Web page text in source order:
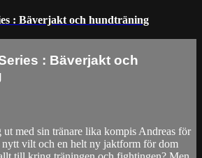
: Bäverjakt och hundträning
: Bäverjakt och
ut med sin tränare lika kompis Andreas för
nytt vilt och en helt ny jaktform för dom